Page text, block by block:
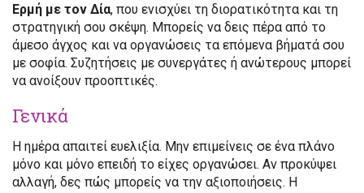
Ερμή με τον Δία, που ενισχύει τη διορατικότητα και τη
στρατηγική σου σκέψη. Μπορείς να δεις πέρα από το
άμεσο άγχος και να οργανώσεις τα επόμενα βήματά σου
με σοφία. Συζητήσεις με συνεργάτες ή ανώτερους μπορεί
να ανοίξουν προοπτικές.
Γενικά
Η ημέρα απαιτεί ευελιξία. Μην επιμείνεις σε ένα πλάνο
μόνο και μόνο επειδή το είχες οργανώσει. Αν προκύψει
αλλαγή, δες πώς μπορείς να την αξιοποιήσεις. Η